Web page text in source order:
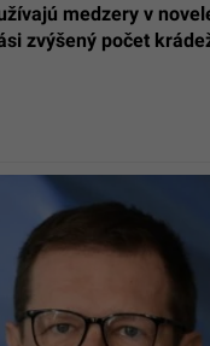
medzery v
zvýšený počet